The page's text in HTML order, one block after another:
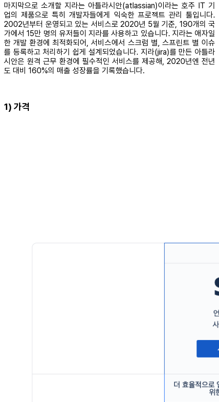
마지막으로 소개할 지라는 아틀라시안(atlassian)이라는 호주 IT 기
업의 제품으로 특히 개발자들에게 익숙한 프로젝트 관리 툴입니다.
2002년부터 운영되고 있는 서비스로 2020년 5월 기준, 190개의 국
가에서 15만 명의 유저들이 지라를 사용하고 있습니다. 지라는 애자일
한 개발 환경에 최적화되어, 서비스에서 스크럼 별, 스프린트 별 이슈
를 등록하고 처리하기 쉽게 설계되었습니다. 지라(jira)를 만든 아틀라
시안은 원격 근무 환경에 필수적인 서비스를 제공해, 2020년엔 전년
도 대비 160%의 매출 성장률을 기록했습니다.
1) 가격